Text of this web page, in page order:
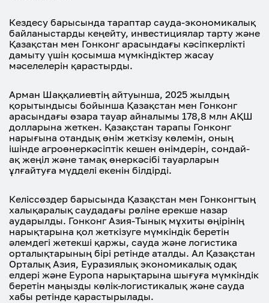
Кездесу барысында тараптар сауда-экономикалық
байланыстарды кеңейту, инвестициялар тарту және
Қазақстан мен Гонконг арасындағы кәсіпкерлікті
дамыту үшін қосымша мүмкіндіктер жасау
мәселелерін қарастырды.
Арман Шаққалиевтің айтуынша, 2025 жылдың
қорытындысы бойынша Қазақстан мен Гонконг
арасындағы өзара тауар айналымы 178,8 млн АҚШ
долларына жеткен. Қазақстан тарапы Гонконг
нарығына отандық өнім жеткізу көлемін, оның
ішінде агроөнеркәсіптік кешен өнімдерін, сондай-
ақ жеңіл және тамақ өнеркәсібі тауарларын
ұлғайтуға мүдделі екенін білдірді.
Келіссөздер барысында Қазақстан мен Гонконгтың
халықаралық саудадағы рөліне ерекше назар
аударылды. Гонконг Азия-Тынық мұхиты өңірінің
нарықтарына қол жеткізуге мүмкіндік беретін
әлемдегі жетекші қаржы, сауда және логистика
орталықтарының бірі ретінде аталды. Ал Қазақстан
Орталық Азия, Еуразиялық экономикалық одақ
елдері және Еуропа нарықтарына шығуға мүмкіндік
беретін маңызды көлік-логистикалық және сауда
хабы ретінде қарастырылады.